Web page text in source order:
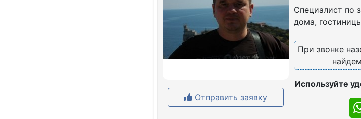
Отправить заявку
Специалист по
дома,
При звонке
Используйте